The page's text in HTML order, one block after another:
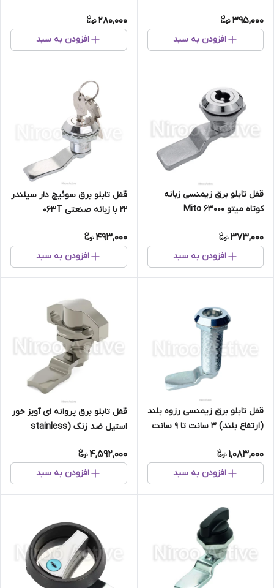
395,000
افزودن به سبد
280,000
افزودن به سبد
قفل تابلو برق زیمنسی زبانه
کوتاه میتو Mito 63000
373,000
افزودن به سبد
قفل تابلو برق سوئیچ دار سیلندر
۲۲ با زبانه صنعتی ۰۶۳T
493,000
افزودن به سبد
قفل تابلو برق زیمنسی رزوه بلند
(ارتفاع بلند) ۳ سانت تا ۹ سانت
1,083,000
افزودن به سبد
قفل تابلو برق پروانه ای آویز خور
استیل ضد زنگ (stainless
4,592,000
افزودن به سبد